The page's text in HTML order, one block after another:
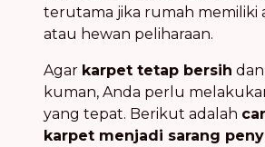
terutama jika rumah memiliki
atau hewan peliharaan.
Agar karpet tetap bersih
kuman, Anda perlu
yang tepat. Berikut adalah
karpet menjadi sarang